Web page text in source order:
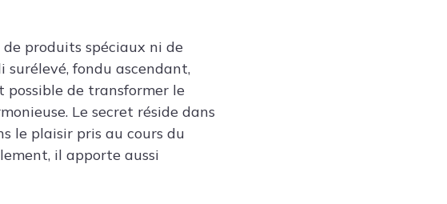
produits spéciaux ni de
surélevé, fondu ascendant,
possible de transformer le
Le secret réside dans
le plaisir pris au cours du
il apporte aussi